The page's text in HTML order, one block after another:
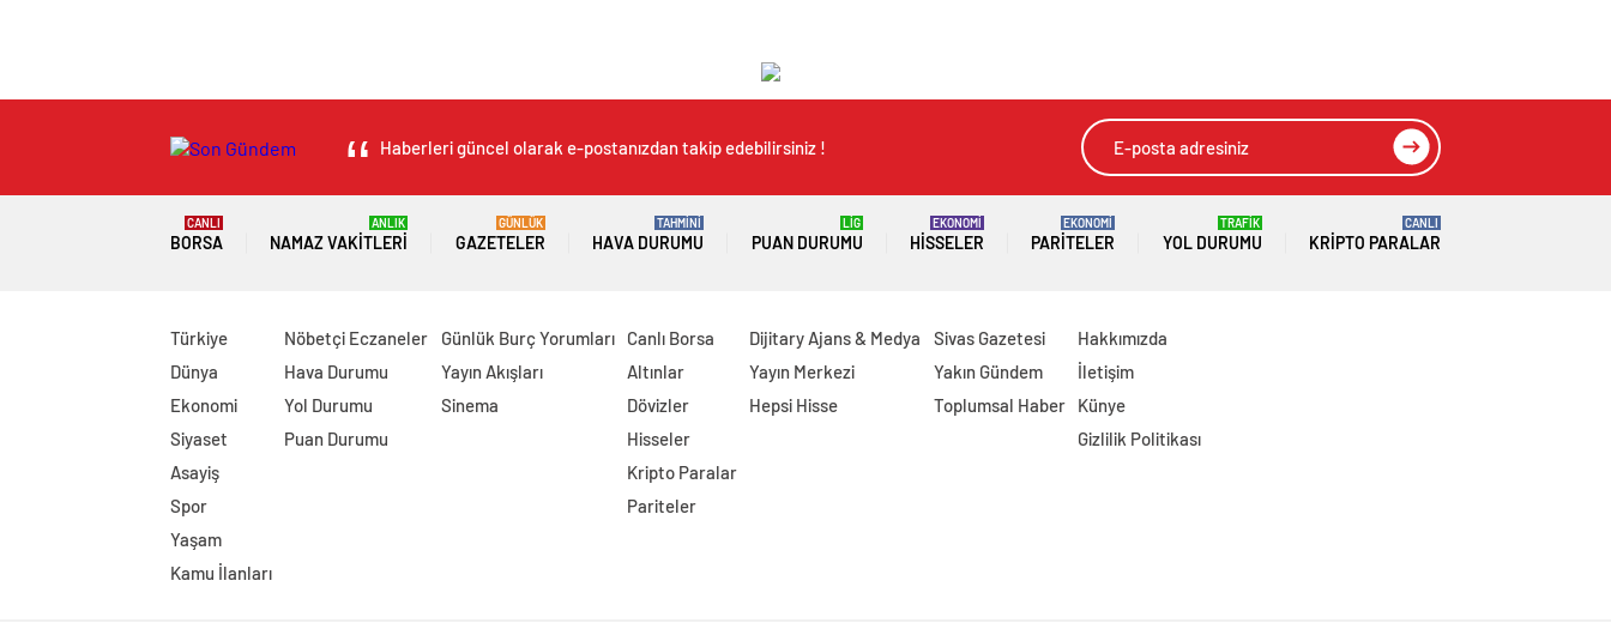
Haberleri güncel olarak e-postanızdan takip edebilirsiniz !
BORSA
CANLI
NAMAZ VAKITLERI
ANLIK
GAZETELER
GÜNLÜK
HAVA DURUMU
TAHMİNİ
PUAN DURUMU
LİG
HISSELER
EKONOMİ
PARITELER
EKONOMİ
YOL DURUMU
TRAFİK
KRIPTO PARALAR
CANLI
Türkiye
Dünya
Ekonomi
Siyaset
Asayiş
Spor
Yaşam
Kamu İlanları
Nöbetçi Eczaneler
Hava Durumu
Yol Durumu
Puan Durumu
Günlük Burç Yorumları
Yayın Akışları
Sinema
Canlı Borsa
Altınlar
Dövizler
Hisseler
Kripto Paralar
Pariteler
Dijitary Ajans & Medya
Yayın Merkezi
Hepsi Hisse
Sivas Gazetesi
Yakın Gündem
Toplumsal Haber
Hakkımızda
İletişim
Künye
Gizlilik Politikası